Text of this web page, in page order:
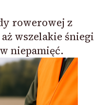
rowerowej z
wszelakie śniegi
niepamięć.